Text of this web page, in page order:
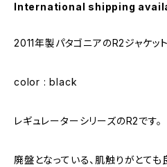
International shipping
2011年製パタゴニアのR2ジャケッ
color : black
レギュレーターシリーズのR2です。
廃盤となっている、肌触りがとて